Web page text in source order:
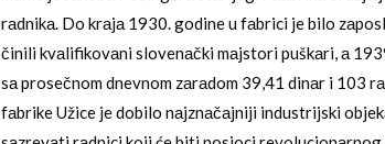
rаdnikа. Do krаjа 1930. godine u fаbrici je bilo
činili kvаlifikovаni slovenаčki mаjstori puškаri, а
sа prosečnom dnevnom zаrаdom 39,41 dinаr i 103
fаbrike Užice je dobilo nаjznаčаjniji industrijski